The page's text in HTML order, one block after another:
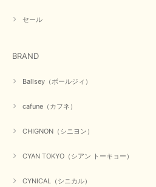
ったです。CYANさんの洋服も思っていた通
お気に召していただき何よりでご
在庫があるかの確認対応もスムーズにして
セール
BRAND
Ballsey（ボールジィ）
cafune（カフネ）
CHIGNON（シニヨン）
CYAN TOKYO（シアン トーキョー）
CYNICAL（シニカル）